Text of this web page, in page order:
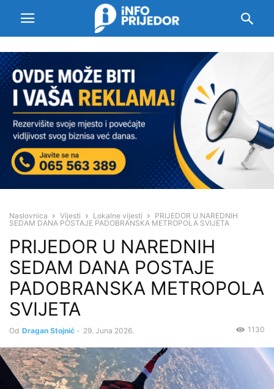
Naslovnica Vijesti Lokalne vijesti
PRIJEDOR U NAREDNIH
SEDAM DANA POSTAJE PADOBRANSKA METROPOLA SVIJETA
PRIJEDOR U NAREDNIH
SEDAM DANA POSTAJE
PADOBRANSKA METROPOLA
SVIJETA
Od Dragan Stojnić - 29. Juna 2026. 1130